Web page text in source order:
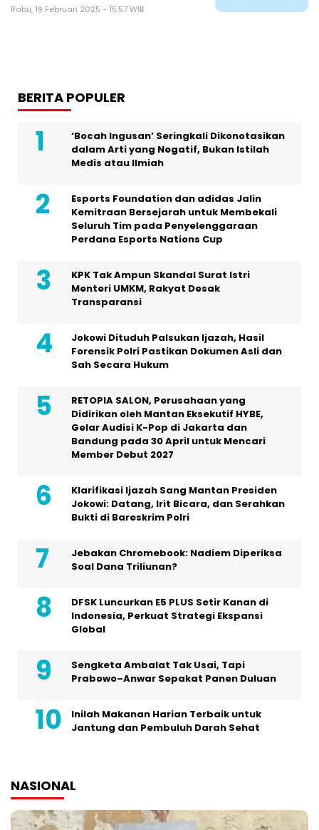
Rabu, 19 Februari 2025 - 15:57 WIB
BERITA POPULER
‘Bocah Ingusan’ Seringkali Dikonotasikan
dalam Arti yang Negatif, Bukan Istilah
Medis atau Ilmiah
Esports Foundation dan adidas Jalin
Kemitraan Bersejarah untuk Membekali
Seluruh Tim pada Penyelenggaraan
Perdana Esports Nations Cup
KPK Tak Ampun Skandal Surat Istri
Menteri UMKM, Rakyat Desak
Transparansi
Jokowi Dituduh Palsukan Ijazah, Hasil
Forensik Polri Pastikan Dokumen Asli dan
Sah Secara Hukum
RETOPIA SALON, Perusahaan yang
Didirikan oleh Mantan Eksekutif HYBE,
Gelar Audisi K-Pop di Jakarta dan
Bandung pada 30 April untuk Mencari
Member Debut 2027
Klarifikasi Ijazah Sang Mantan Presiden
Jokowi: Datang, Irit Bicara, dan Serahkan
Bukti di Bareskrim Polri
Jebakan Chromebook: Nadiem Diperiksa
Soal Dana Triliunan?
DFSK Luncurkan E5 PLUS Setir Kanan di
Indonesia, Perkuat Strategi Ekspansi
Global
Sengketa Ambalat Tak Usai, Tapi
Prabowo–Anwar Sepakat Panen Duluan
Inilah Makanan Harian Terbaik untuk
Jantung dan Pembuluh Darah Sehat
NASIONAL